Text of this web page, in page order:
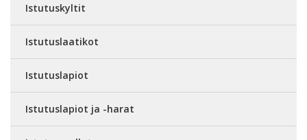
Istutuskyltit
Istutuslaatikot
Istutuslapiot
Istutuslapiot ja -harat